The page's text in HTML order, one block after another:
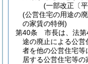
(一部改正〔
(公営住宅の用途の
の家賃の特例)
第40条
市長は、法
途の廃止による公
者を他の公営住宅等
居する公営住宅等